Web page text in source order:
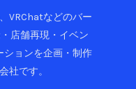
VRChatなどのバー
店舗再現・イベン
ションを企画・制作
社です。